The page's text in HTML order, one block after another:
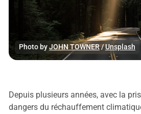
Photo by JOHN TOWNER / Unsplash
Comprendre la finance Impact
Depuis plusieurs années, avec la
dangers du réchauffement